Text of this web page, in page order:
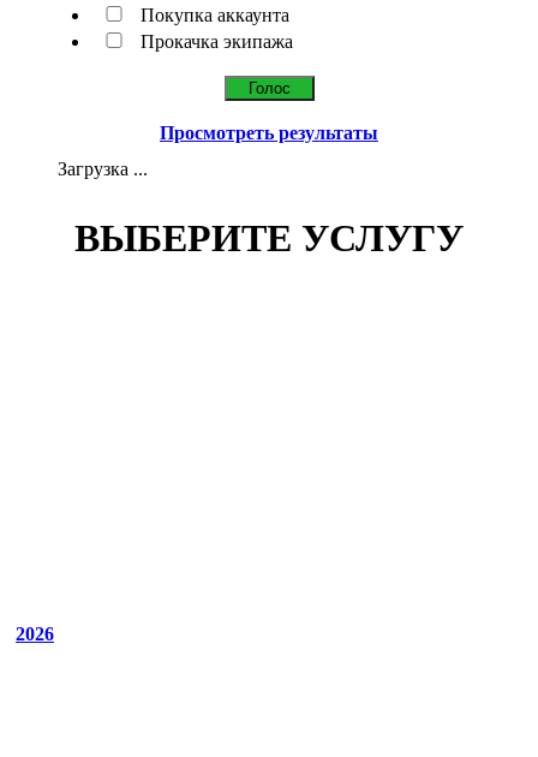
Покупка аккаунта
Прокачка экипажа
Просмотреть результаты
Загрузка ...
ВЫБЕРИТЕ УСЛУГУ
2026